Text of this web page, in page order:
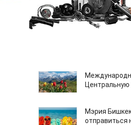
Мэрия
отправиться